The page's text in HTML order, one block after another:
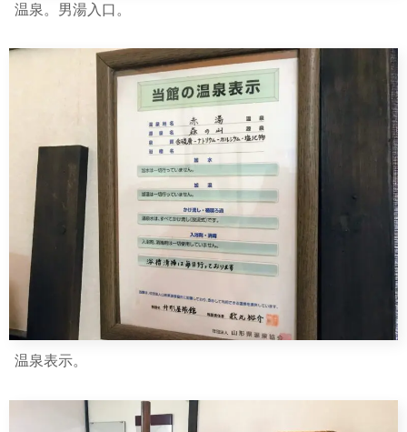
温泉。男湯入口。
温泉表示。